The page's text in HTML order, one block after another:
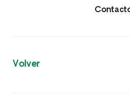
Insecticidas y
Volver